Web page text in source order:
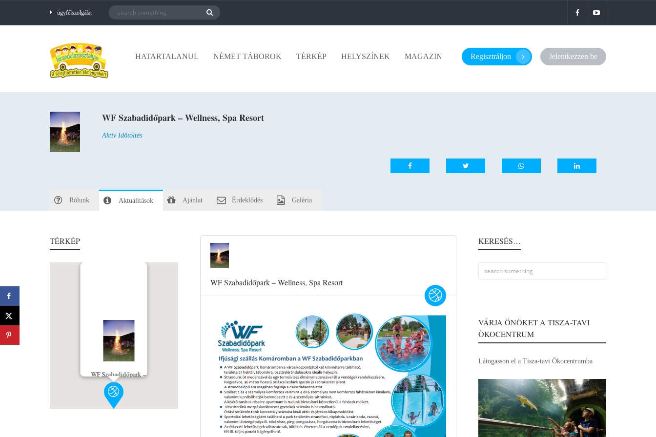
ügyfélszolgálat
Regisztráljon Jelentkezzen be
HATARTALANUL NÉMET TÁBOROK TÉRKÉP HELYSZÍNEK MAGAZIN
WF Szabadidőpark – Wellness, Spa Resort
Aktív Időtöltés
Rólunk Aktualitások Ajánlat Érdeklődés Galéria
TÉRKÉP
WF Szabadidőpark –
Wellness, Spa Resort
WF Szabadidőpark – Wellness, Spa Resort
KERESÉS…
VÁRJA ÖNÖKET A TISZA-TAVI
ÖKOCENTRUM
Látogasson el a Tisza-tavi Ökocentrumba